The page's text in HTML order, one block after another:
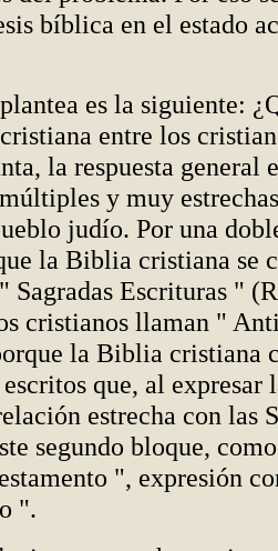
bíblica en el estado
es la siguiente:
entre los
la respuesta general
y muy
judío. Por una
la Biblia cristiana se
Sagradas Escrituras "
cristianos llaman "
la Biblia cristiana
que, al expresar
estrecha con las
segundo bloque, como
", expresión
".